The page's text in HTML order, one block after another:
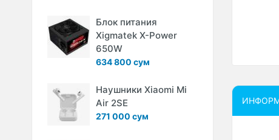
Блок питания
Xigmatek X-Power
650W
634 800 сум
Наушники Xiaomi Mi
Air 2SE
271 000 сум